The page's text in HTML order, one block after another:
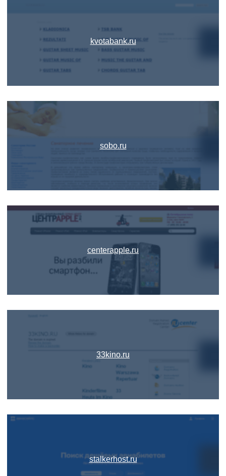
kvotabank.ru
sobo.ru
centerapple.ru
33kino.ru
stalkerhost.ru